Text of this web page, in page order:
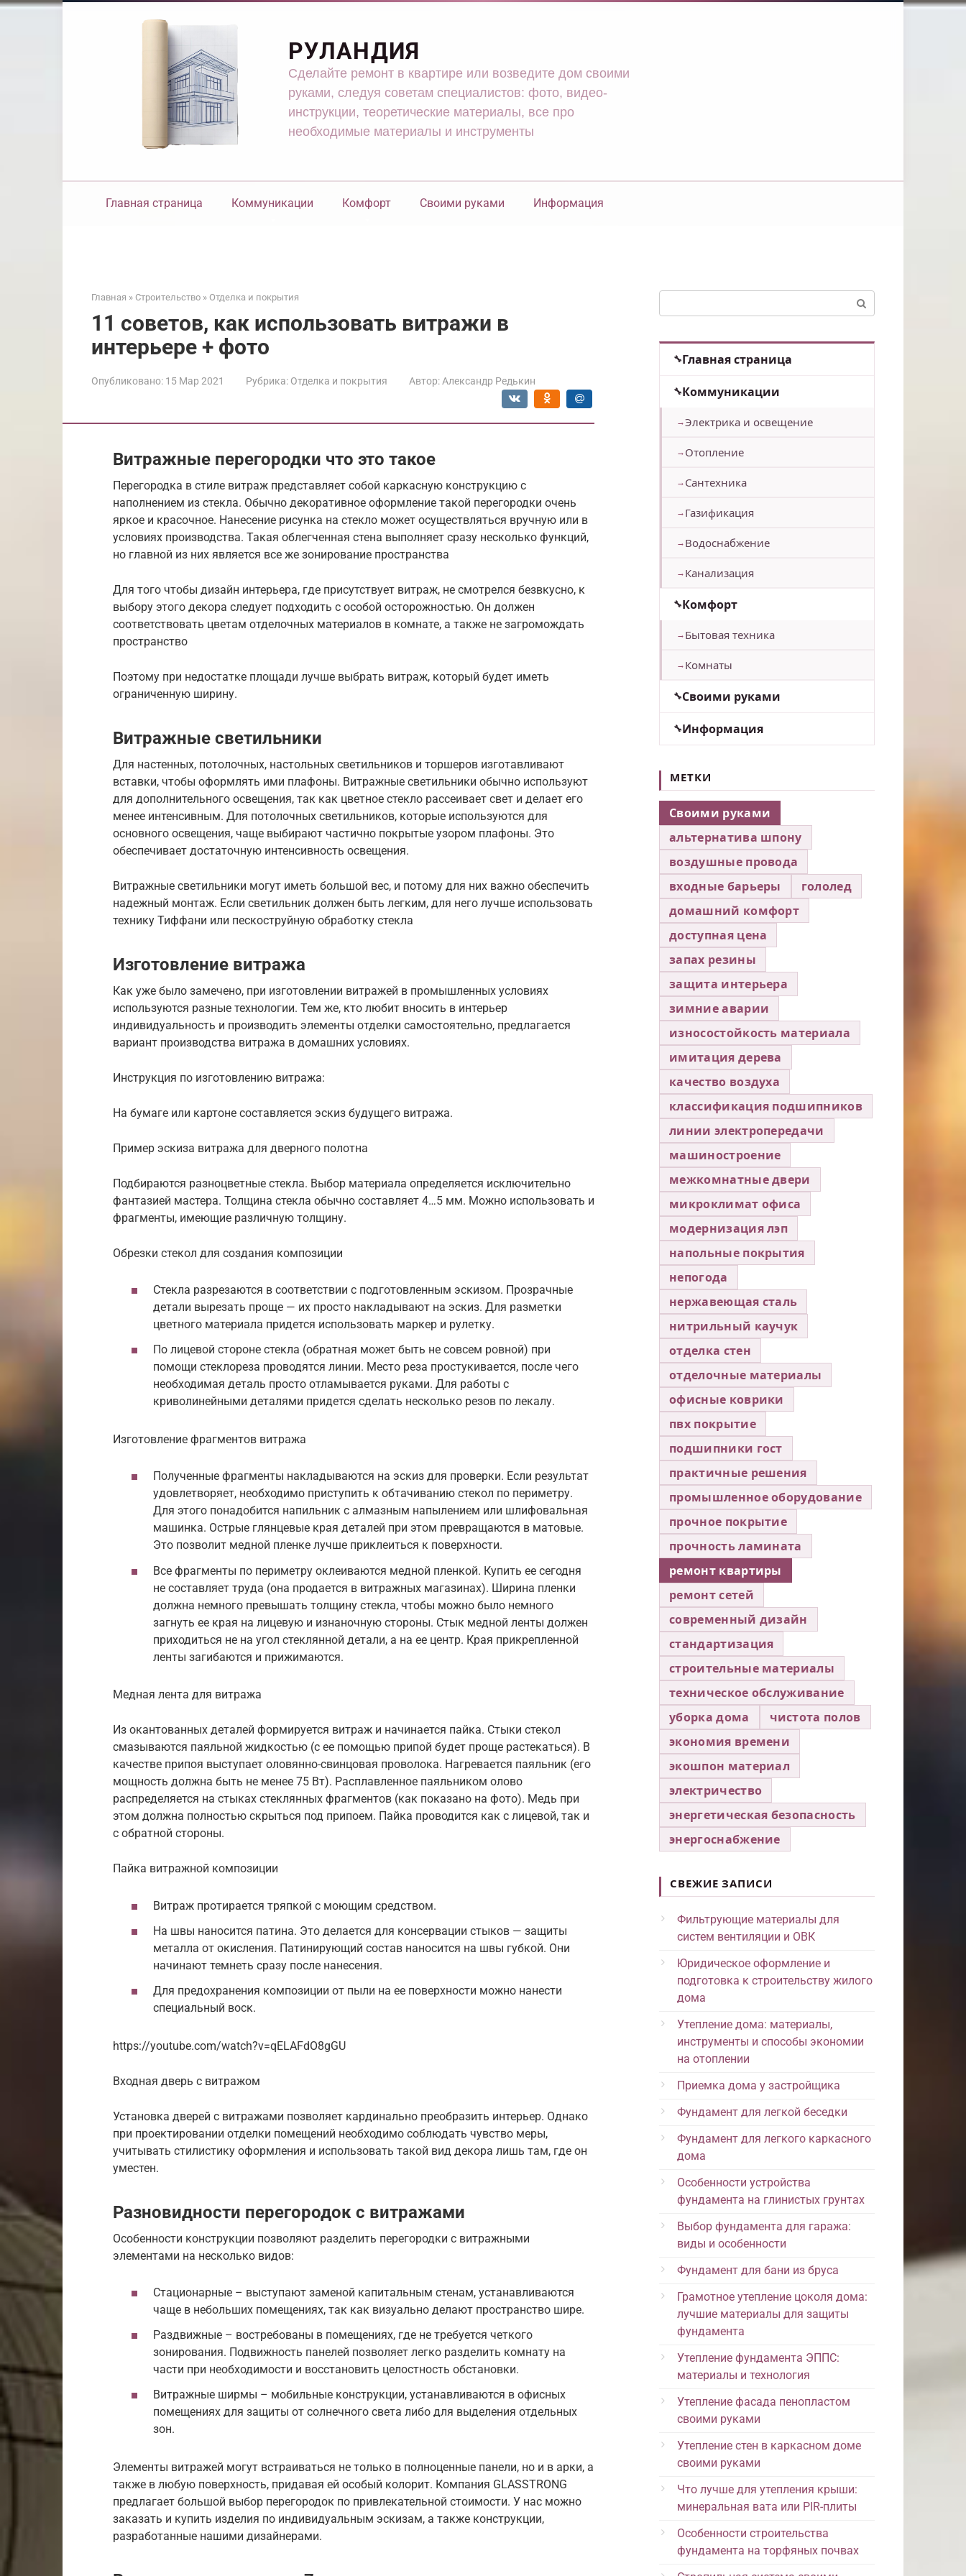
Перейти
РУЛАНДИЯ
Сделайте ремонт в квартире или возведите дом своими
руками, следуя советам специалистов: фото, видео-
инструкции, теоретические материалы, все про
необходимые материалы и инструменты
Главная страница Коммуникации Комфорт Своими руками Информация
Главная » Строительство » Отделка и покрытия
11 советов, как использовать витражи в
интерьере + фото
Опубликовано: 15 Мар 2021 Рубрика: Отделка и покрытия Автор: Александр Редькин
Витражные перегородки что это такое
Перегородка в стиле витраж представляет собой каркасную конструкцию с
наполнением из стекла. Обычно декоративное оформление такой перегородки очень
яркое и красочное. Нанесение рисунка на стекло может осуществляться вручную или в
условиях производства. Такая облегченная стена выполняет сразу несколько функций,
но главной из них является все же зонирование пространства
Для того чтобы дизайн интерьера, где присутствует витраж, не смотрелся безвкусно, к
выбору этого декора следует подходить с особой осторожностью. Он должен
соответствовать цветам отделочных материалов в комнате, а также не загромождать
пространство
Поэтому при недостатке площади лучше выбрать витраж, который будет иметь
ограниченную ширину.
Витражные светильники
Для настенных, потолочных, настольных светильников и торшеров изготавливают
вставки, чтобы оформлять ими плафоны. Витражные светильники обычно используют
для дополнительного освещения, так как цветное стекло рассеивает свет и делает его
менее интенсивным. Для потолочных светильников, которые используются для
основного освещения, чаще выбирают частично покрытые узором плафоны. Это
обеспечивает достаточную интенсивность освещения.
Витражные светильники могут иметь большой вес, и потому для них важно обеспечить
надежный монтаж. Если светильник должен быть легким, для него лучше использовать
технику Тиффани или пескоструйную обработку стекла
Изготовление витража
Как уже было замечено, при изготовлении витражей в промышленных условиях
используются разные технологии. Тем же, кто любит вносить в интерьер
индивидуальность и производить элементы отделки самостоятельно, предлагается
вариант производства витража в домашних условиях.
Инструкция по изготовлению витража:
На бумаге или картоне составляется эскиз будущего витража.
Пример эскиза витража для дверного полотна
Подбираются разноцветные стекла. Выбор материала определяется исключительно
фантазией мастера. Толщина стекла обычно составляет 4…5 мм. Можно использовать и
фрагменты, имеющие различную толщину.
Обрезки стекол для создания композиции
Стекла разрезаются в соответствии с подготовленным эскизом. Прозрачные
детали вырезать проще — их просто накладывают на эскиз. Для разметки
цветного материала придется использовать маркер и рулетку.
По лицевой стороне стекла (обратная может быть не совсем ровной) при
помощи стеклореза проводятся линии. Место реза простукивается, после чего
необходимая деталь просто отламывается руками. Для работы с
криволинейными деталями придется сделать несколько резов по лекалу.
Изготовление фрагментов витража
Полученные фрагменты накладываются на эскиз для проверки. Если результат
удовлетворяет, необходимо приступить к обтачиванию стекол по периметру.
Для этого понадобится напильник с алмазным напылением или шлифовальная
машинка. Острые глянцевые края деталей при этом превращаются в матовые.
Это позволит медной пленке лучше приклеиться к поверхности.
Все фрагменты по периметру оклеиваются медной пленкой. Купить ее сегодня
не составляет труда (она продается в витражных магазинах). Ширина пленки
должна немного превышать толщину стекла, чтобы можно было немного
загнуть ее края на лицевую и изнаночную стороны. Стык медной ленты должен
приходиться не на угол стеклянной детали, а на ее центр. Края прикрепленной
ленты загибаются и прижимаются.
Медная лента для витража
Из окантованных деталей формируется витраж и начинается пайка. Стыки стекол
смазываются паяльной жидкостью (с ее помощью припой будет проще растекаться). В
качестве припоя выступает оловянно-свинцовая проволока. Нагревается паяльник (его
мощность должна быть не менее 75 Вт). Расплавленное паяльником олово
распределяется на стыках стеклянных фрагментов (как показано на фото). Медь при
этом должна полностью скрыться под припоем. Пайка проводится как с лицевой, так и
с обратной стороны.
Пайка витражной композиции
Витраж протирается тряпкой с моющим средством.
На швы наносится патина. Это делается для консервации стыков — защиты
металла от окисления. Патинирующий состав наносится на швы губкой. Они
начинают темнеть сразу после нанесения.
Для предохранения композиции от пыли на ее поверхности можно нанести
специальный воск.
https://youtube.com/watch?v=qELAFdO8gGU
Входная дверь с витражом
Установка дверей с витражами позволяет кардинально преобразить интерьер. Однако
при проектировании отделки помещений необходимо соблюдать чувство меры,
учитывать стилистику оформления и использовать такой вид декора лишь там, где он
уместен.
Разновидности перегородок с витражами
Особенности конструкции позволяют разделить перегородки с витражными
элементами на несколько видов:
Стационарные – выступают заменой капитальным стенам, устанавливаются
чаще в небольших помещениях, так как визуально делают пространство шире.
Раздвижные – востребованы в помещениях, где не требуется четкого
зонирования. Подвижность панелей позволяет легко разделить комнату на
части при необходимости и восстановить целостность обстановки.
Витражные ширмы – мобильные конструкции, устанавливаются в офисных
помещениях для защиты от солнечного света либо для выделения отдельных
зон.
Элементы витражей могут встраиваться не только в полноценные панели, но и в арки, а
также в любую поверхность, придавая ей особый колорит. Компания GLASSTRONG
предлагает большой выбор перегородок по привлекательной стоимости. У нас можно
заказать и купить изделия по индивидуальным эскизам, а также конструкции,
разработанные нашими дизайнерами.
Главная страница
Коммуникации
Электрика и освещение
Отопление
Сантехника
Газификация
Водоснабжение
Канализация
Комфорт
Бытовая техника
Комнаты
Своими руками
Информация
МЕТКИ
Своими руками
альтернатива шпону
воздушные провода
входные барьеры
гололед
домашний комфорт
доступная цена
запах резины
защита интерьера
зимние аварии
износостойкость материала
имитация дерева
качество воздуха
классификация подшипников
линии электропередачи
машиностроение
межкомнатные двери
микроклимат офиса
модернизация лэп
напольные покрытия
непогода
нержавеющая сталь
нитрильный каучук
отделка стен
отделочные материалы
офисные коврики
пвх покрытие
подшипники гост
практичные решения
промышленное оборудование
прочное покрытие
прочность ламината
ремонт квартиры
ремонт сетей
современный дизайн
стандартизация
строительные материалы
техническое обслуживание
уборка дома
чистота полов
экономия времени
экошпон материал
электричество
энергетическая безопасность
энергоснабжение
СВЕЖИЕ ЗАПИСИ
Фильтрующие материалы для
систем вентиляции и ОВК
Юридическое оформление и
подготовка к строительству жилого
дома
Утепление дома: материалы,
инструменты и способы экономии
на отоплении
Приемка дома у застройщика
Фундамент для легкой беседки
Фундамент для легкого каркасного
дома
Особенности устройства
фундамента на глинистых грунтах
Выбор фундамента для гаража:
виды и особенности
Фундамент для бани из бруса
Грамотное утепление цоколя дома:
лучшие материалы для защиты
фундамента
Утепление фундамента ЭППС:
материалы и технология
Утепление фасада пенопластом
своими руками
Утепление стен в каркасном доме
своими руками
Что лучше для утепления крыши:
минеральная вата или PIR-плиты
Особенности строительства
фундамента на торфяных почвах